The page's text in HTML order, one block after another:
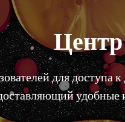
Центр
для доступа
удобные